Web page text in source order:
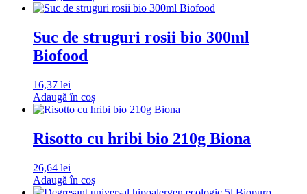
Suc de struguri rosii bio 300ml
Biofood
16,37 lei
Adaugă în coș
Risotto cu hribi bio 210g Biona
26,64 lei
Adaugă în coș